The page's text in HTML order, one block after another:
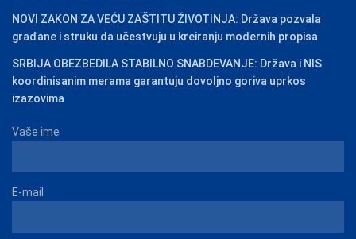
NOVI ZAKON ZA VEĆU ZAŠTITU ŽIVOTINJA: Država pozvala
građane i struku da učestvuju u kreiranju modernih propisa
SRBIJA OBEZBEDILA STABILNO SNABDEVANJE: Država i NIS
koordinisanim merama garantuju dovoljno goriva uprkos
izazovima
Vaše ime
E-mail